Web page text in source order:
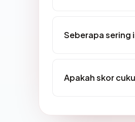
Seberapa
Apakah skor